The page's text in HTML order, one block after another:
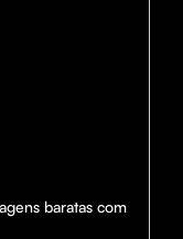
baratas com